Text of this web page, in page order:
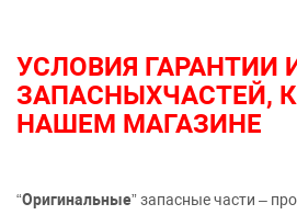
УСЛОВИЯ ГАРАНТИИ
ЗАПАСНЫХЧАСТЕЙ,
НАШЕМ МАГАЗИНЕ
“Оригинальные” запасные части –